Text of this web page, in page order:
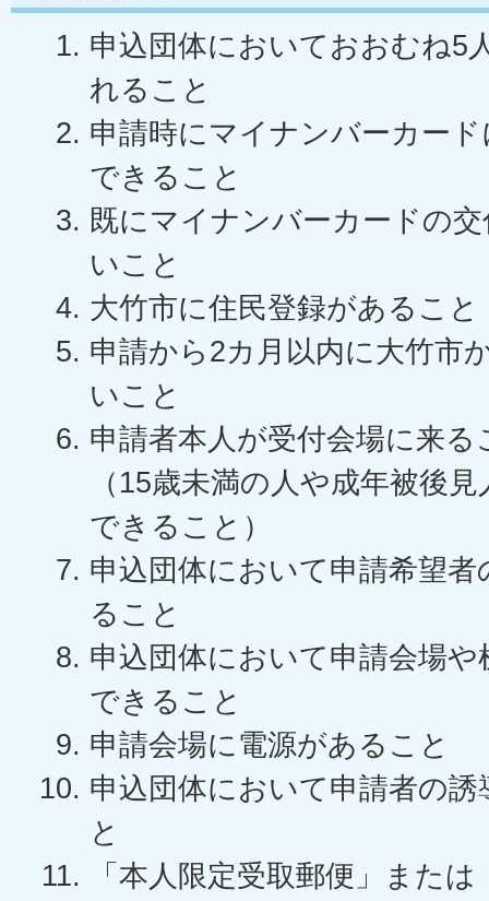
申込団体においておおむね5
れること
申請時にマイナンバーカー
できること
既にマイナンバーカードの
いこと
大竹市に住民登録があること
申請から2カ月以内に大竹市
いこと
申請者本人が受付会場に来
（15歳未満の人や成年被後
できること）
申込団体において申請希望
ること
申込団体において申請会場
できること
申請会場に電源があること
申込団体において申請者の
と
「本人限定受取郵便」また